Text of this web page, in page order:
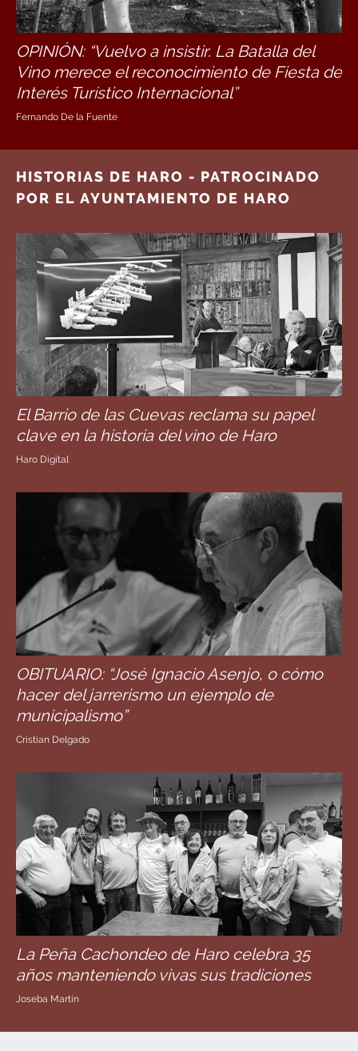
OPINIÓN: “Vuelvo a insistir. La Batalla del
Vino merece el reconocimiento de Fiesta de
Interés Turístico Internacional”
Fernando De la Fuente
HISTORIAS DE HARO - PATROCINADO
POR EL AYUNTAMIENTO DE HARO
El Barrio de las Cuevas reclama su papel
clave en la historia del vino de Haro
Haro Digital
OBITUARIO: “José Ignacio Asenjo, o cómo
hacer del jarrerismo un ejemplo de
municipalismo”
Cristian Delgado
La Peña Cachondeo de Haro celebra 35
años manteniendo vivas sus tradiciones
Joseba Martín